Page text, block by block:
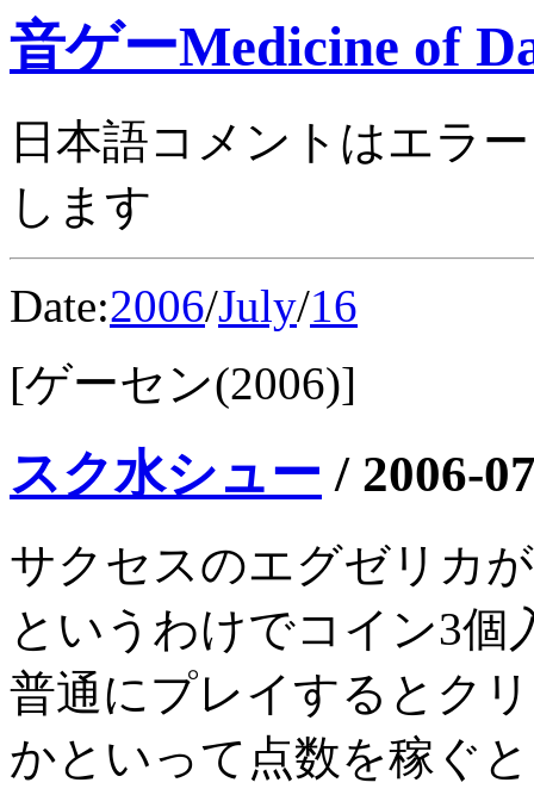
音ゲーMedicine of
日本語コメントはエラ
します
Date:2006/July/16
[ゲーセン(2006)]
スク水シュー / 2006-
サクセスのエグゼリカ
というわけでコイン3個
普通にプレイするとク
かといって点数を稼ぐ